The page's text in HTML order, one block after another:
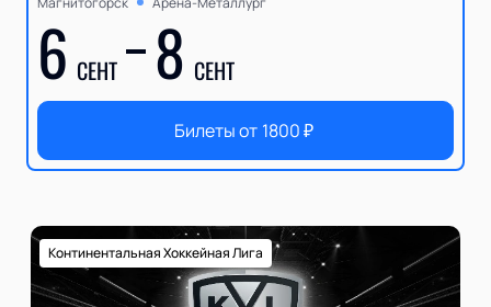
6 СЕНТ 8 СЕНТ
Билеты от 1800₽
Континентальная Хоккейная Лига